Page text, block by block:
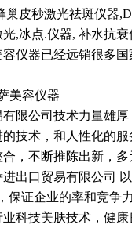
巢皮秒激光祛斑仪器
,冰点.仪器, 补水抗
仪器已经远销很多
美容仪器
限公司技术力量雄
技术，和人性化的
，不断推陈出新，
出口贸易有限公司
保证企业的率和竞争
科技美肤技术，健康